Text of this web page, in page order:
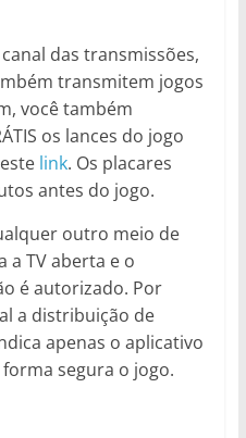
das transmissões,
transmitem jogos
você também
os lances do jogo
link. Os placares
antes do jogo.
outro meio de
a TV aberta e o
é autorizado. Por
a distribuição de
apenas o aplicativo
segura o jogo.